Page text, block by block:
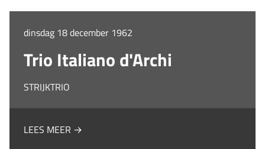
dinsdag 18 december 1962
Trio Italiano d'Archi
STRIJKTRIO
LEES MEER →